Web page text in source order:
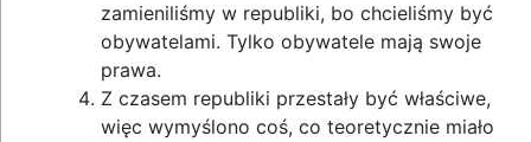
zamieniliśmy w republiki, bo chcieliśmy być
obywatelami. Tylko obywatele mają swoje
prawa.
Z czasem republiki przestały być właściwe,
więc wymyślono coś, co teoretycznie miało